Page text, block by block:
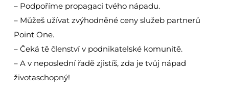
– Podpoříme propagaci tvého nápadu.
– Můžeš užívat zvýhodněné ceny služeb partnerů
Point One.
– Čeká tě členství v podnikatelské komunitě.
– A v neposlední řadě zjistíš, zda je tvůj nápad
životaschopný!